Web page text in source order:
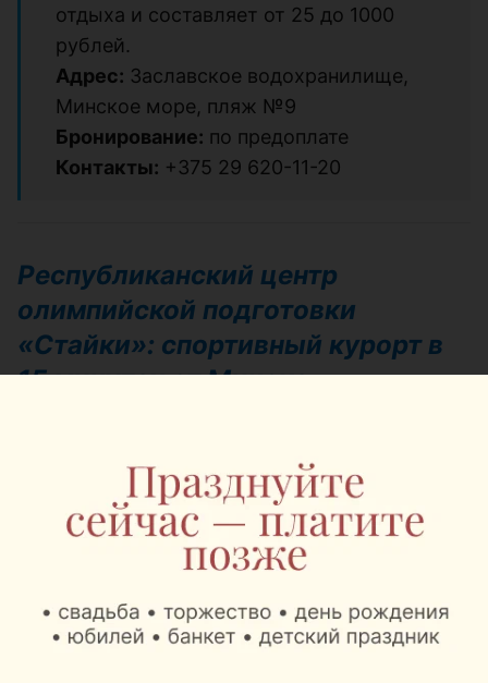
отдыха и составляет от 25 до 1000
рублей.
Адрес: Заславское водохранилище,
Минское море, пляж №9
Бронирование: по предоплате
Контакты: +375 29 620-11-20
Республиканский центр
олимпийской подготовки
«Стайки»: спортивный курорт в
15 минутах от Минска